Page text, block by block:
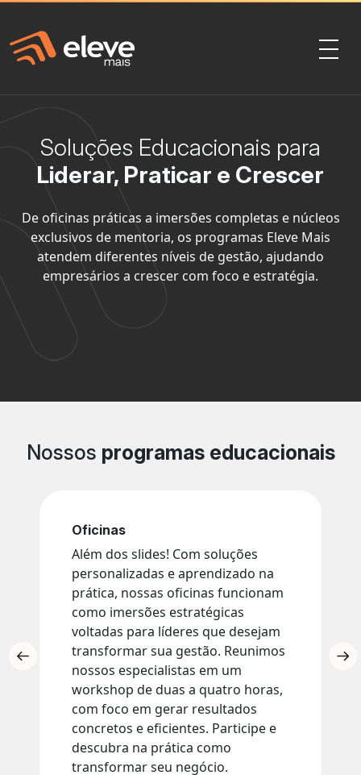
Soluções Educacionais para
Liderar, Praticar e Crescer
De oficinas práticas a imersões completas e núcleos
exclusivos de mentoria, os programas Eleve Mais
atendem diferentes níveis de gestão, ajudando
empresários a crescer com foco e estratégia.
Nossos programas educacionais
Oficinas
Além dos slides! Com soluções
personalizadas e aprendizado na
prática, nossas oficinas funcionam
como imersões estratégicas
voltadas para líderes que desejam
transformar sua gestão. Reunimos
nossos especialistas em um
workshop de duas a quatro horas,
com foco em gerar resultados
concretos e eficientes. Participe e
descubra na prática como
transformar seu negócio.